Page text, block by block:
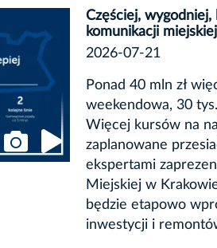
Częściej, wygodniej,
komunikacji miejskiej
2026-07-21
Ponad 40 mln zł
weekendowa, 30
Więcej kursów na
zaplanowane
ekspertami
Miejskiej w
będzie etapowo
inwestycji i